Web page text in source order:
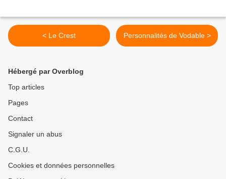
< Le Crest Personnalités de Vodable >
Hébergé par Overblog
Top articles
Pages
Contact
Signaler un abus
C.G.U.
Cookies et données personnelles